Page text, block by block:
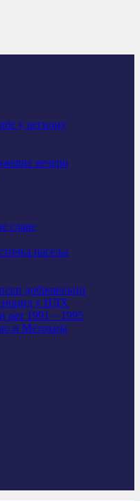
у региону
вечери
славе
насеља
добровољци
у НДХ
рат 1991 – 1995
и Метохија